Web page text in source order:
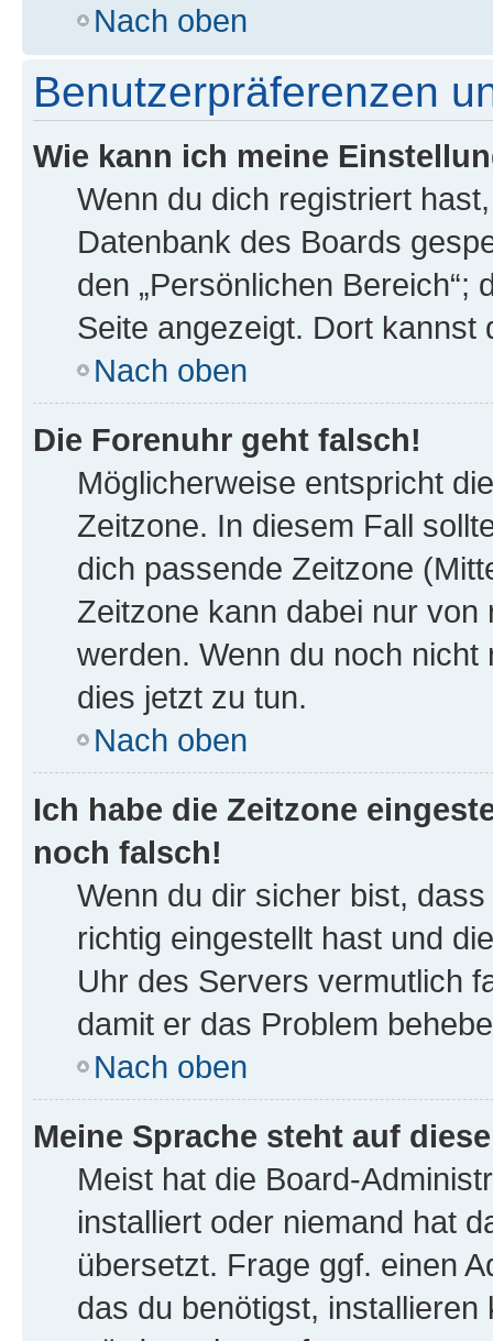
Nach oben
Benutzerpräferenzen
Wie kann ich meine
Wenn du dich registriert
Datenbank des Boards
den „Persönlichen
Seite angezeigt. Dort kannst
Nach oben
Die Forenuhr geht falsch!
Möglicherweise entspricht
Zeitzone. In diesem Fall
dich passende Zeitzone
Zeitzone kann dabei nur
werden. Wenn du noch
dies jetzt zu tun.
Nach oben
Ich habe die Zeitzone
noch falsch!
Wenn du dir sicher bist,
richtig eingestellt hast und
Uhr des Servers vermutlich
damit er das Problem
Nach oben
Meine Sprache steht auf
Meist hat die Board-
installiert oder niemand hat
übersetzt. Frage ggf. einen
das du benötigst,